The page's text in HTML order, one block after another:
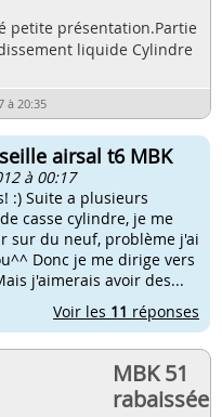
petite présentation.Partie
liquide Cylindre
à 20:35
airsal t6 MBK
à 00:17
:) Suite a plusieurs
casse cylindre, je me
sur du neuf, problème j'ai
Donc je me dirige vers
j'aimerais avoir des...
Voir les 11 réponses
MBK 51
rabaissée